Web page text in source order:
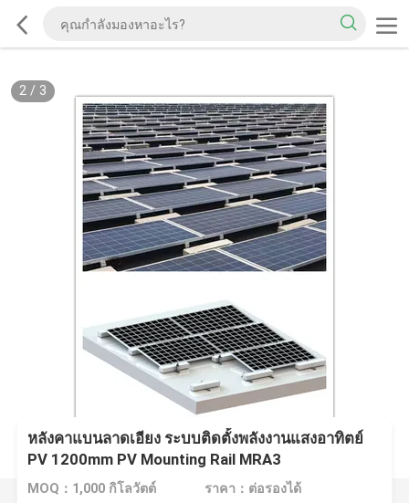
2/ 3
หลังคาแบนลาดเอียง ระบบติดตั้งพลังงานแสงอาทิตย์
PV 1200mm PV Mounting Rail MRA3
MOQ：1,000 กิโลวัตต์ ราคา：ต่อรองได้